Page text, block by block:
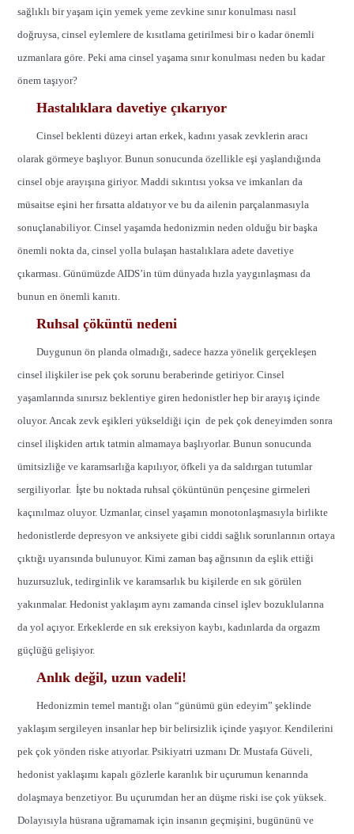
sağlıklı bir yaşam için yemek yeme zevkine sınır konulması nasıl
doğruysa, cinsel eylemlere de kısıtlama getirilmesi bir o kadar önemli
uzmanlara göre. Peki ama cinsel yaşama sınır konulması neden bu kadar
önem taşıyor?
Hastalıklara davetiye çıkarıyor
Cinsel beklenti düzeyi artan erkek, kadını yasak zevklerin aracı
olarak görmeye başlıyor. Bunun sonucunda özellikle eşi yaşlandığında
cinsel obje arayışına giriyor. Maddi sıkıntısı yoksa ve imkanları da
müsaitse eşini her fırsatta aldatıyor ve bu da ailenin parçalanmasıyla
sonuçlanabiliyor. Cinsel yaşamda hedonizmin neden olduğu bir başka
önemli nokta da, cinsel yolla bulaşan hastalıklara adete davetiye
çıkarması. Günümüzde AIDS’in tüm dünyada hızla yaygınlaşması da
bunun en önemli kanıtı.
Ruhsal çöküntü nedeni
Duygunun ön planda olmadığı, sadece hazza yönelik gerçekleşen
cinsel ilişkiler ise pek çok sorunu beraberinde getiriyor. Cinsel
yaşamlarında sınırsız beklentiye giren hedonistler hep bir arayış içinde
oluyor. Ancak zevk eşikleri yükseldiği için de pek çok deneyimden sonra
cinsel ilişkiden artık tatmin almamaya başlıyorlar. Bunun sonucunda
ümitsizliğe ve karamsarlığa kapılıyor, öfkeli ya da saldırgan tutumlar
sergiliyorlar. İşte bu noktada ruhsal çöküntünün pençesine girmeleri
kaçınılmaz oluyor. Uzmanlar, cinsel yaşamın monotonlaşmasıyla birlikte
hedonistlerde depresyon ve anksiyete gibi ciddi sağlık sorunlarının ortaya
çıktığı uyarısında bulunuyor. Kimi zaman baş ağrısının da eşlik ettiği
huzursuzluk, tedirginlik ve karamsarlık bu kişilerde en sık görülen
yakınmalar. Hedonist yaklaşım aynı zamanda cinsel işlev bozuklularına
da yol açıyor. Erkeklerde en sık ereksiyon kaybı, kadınlarda da orgazm
güçlüğü gelişiyor.
Anlık değil, uzun vadeli!
Hedonizmin temel mantığı olan “günümü gün edeyim” şeklinde
yaklaşım sergileyen insanlar hep bir belirsizlik içinde yaşıyor. Kendilerini
pek çok yönden riske atıyorlar. Psikiyatri uzmanı Dr. Mustafa Güveli,
hedonist yaklaşımı kapalı gözlerle karanlık bir uçurumun kenarında
dolaşmaya benzetiyor. Bu uçurumdan her an düşme riski ise çok yüksek.
Dolayısıyla hüsrana uğramamak için insanın geçmişini, bugününü ve